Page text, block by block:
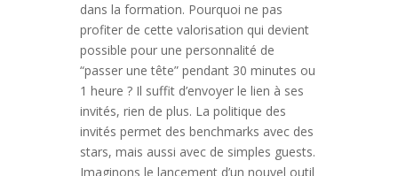
dans la formation. Pourquoi ne pas
profiter de cette valorisation qui devient
possible pour une personnalité de
“passer une tête” pendant 30 minutes ou
1 heure ? Il suffit d’envoyer le lien à ses
invités, rien de plus. La politique des
invités permet des benchmarks avec des
stars, mais aussi avec de simples guests.
Imaginons le lancement d’un nouvel outil